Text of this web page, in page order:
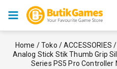
Home /Toko /ACCESSORIES /
Analog Stick Stik Thumb Grip
Series PS5 Pro